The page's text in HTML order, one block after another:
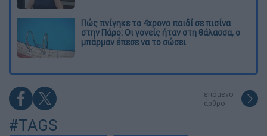
Πώς πνίγηκε το 4χρονο παιδί σε πισίνα
στην Πάρο: Οι γονείς ήταν στη θάλασσα, ο
μπάρμαν έπεσε να το σώσει
επόμενο
άρθρο
#TAGS